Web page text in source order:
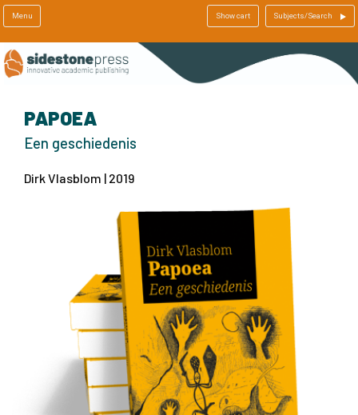
Menu Show cart Subjects/Search
PAPOEA
Een geschiedenis
Dirk Vlasblom | 2019